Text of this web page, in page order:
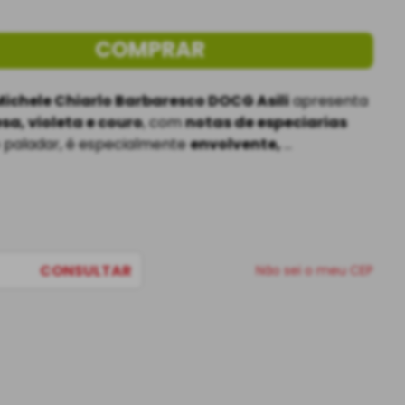
COMPRAR
Chiarlo Barbaresco DOCG Asili apresenta
violeta e couro, com notas de especiarias
paladar, é especialmente envolvente,
CONSULTAR
Não sei o meu CEP